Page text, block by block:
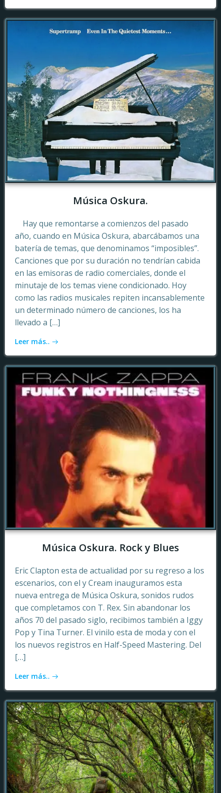
Música Oskura.
Hay que remontarse a comienzos del pasado
año, cuando en Música Oskura, abarcábamos una
batería de temas, que denominamos “imposibles”.
Canciones que por su duración no tendrían cabida
en las emisoras de radio comerciales, donde el
minutaje de los temas viene condicionado. Hoy
como las radios musicales repiten incansablemente
un determinado número de canciones, los ha
llevado a […]
Leer más..
Música Oskura. Rock y Blues
Eric Clapton esta de actualidad por su regreso a los
escenarios, con el y Cream inauguramos esta
nueva entrega de Música Oskura, sonidos rudos
que completamos con T. Rex. Sin abandonar los
años 70 del pasado siglo, recibimos también a Iggy
Pop y Tina Turner. El vinilo esta de moda y con el
los nuevos registros en Half-Speed Mastering. Del
[…]
Leer más..